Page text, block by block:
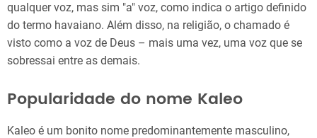
qualquer voz, mas sim "a" voz, como indica o artigo definido
do termo havaiano. Além disso, na religião, o chamado é
visto como a voz de Deus – mais uma vez, uma voz que se
sobressai entre as demais.
Popularidade do nome Kaleo
Kaleo é um bonito nome predominantemente masculino,